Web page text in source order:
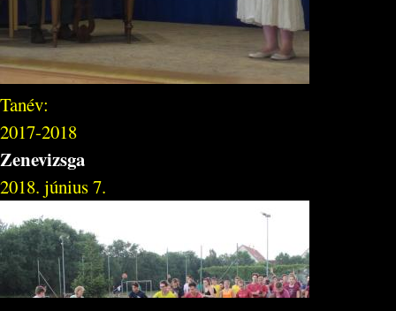
Tanév:
2017-2018
Zenevizsga
2018. június 7.